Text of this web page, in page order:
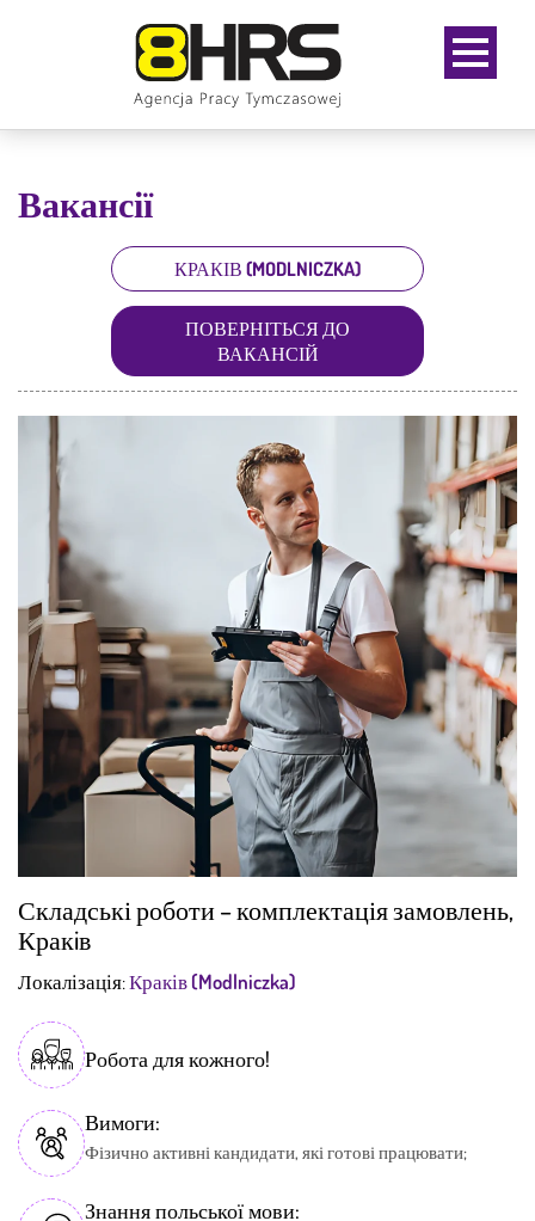
Вакансії
КРАКІВ (MODLNICZKA)
ПОВЕРНІТЬСЯ ДО
ВАКАНСІЙ
Складські роботи – комплектація замовлень,
Кракiв
Локалізація:Краків (Modlniczka)
Робота для кожного!
Вимоги:
Фізично активні кандидати, які готові працювати;
Знання польської мови: